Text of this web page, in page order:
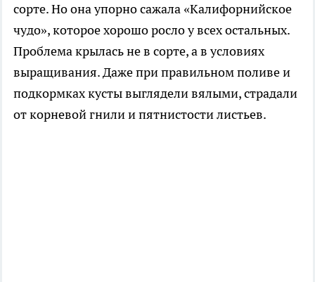
сорте. Но она упорно сажала «Калифорнийское
чудо», которое хорошо росло у всех остальных.
Проблема крылась не в сорте, а в условиях
выращивания. Даже при правильном поливе и
подкормках кусты выглядели вялыми, страдали
от корневой гнили и пятнистости листьев.